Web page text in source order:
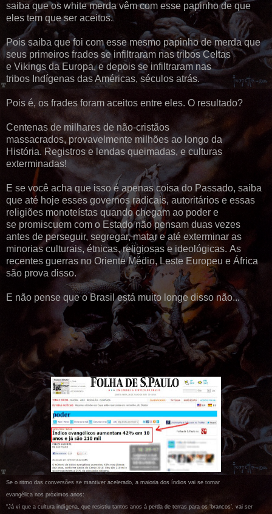
saiba que os white merda vêm com esse papinho de que
eles tem que ser aceitos.
Pois saiba que foi com esse mesmo papinho de merda que
seus primeiros frades se infiltraram nas tribos Celtas
e Vikings da Europa, e depois se infiltraram nas
tribos Indígenas das Américas, séculos atrás.
Pois é, os frades foram aceitos entre eles. O resultado?
Centenas de milhares de não-cristãos
massacrados, provavelmente milhões ao longo da
História. Registros e lendas queimadas, e culturas
exterminadas!
E se você acha que isso é apenas coisa do Passado, saiba
que até hoje esses governos radicais, autoritários e essas
religiões monoteístas quando chegam ao poder e
se promiscuem com o Estado não pensam duas vezes
antes de perseguir, segregar, matar e até exterminar as
minorias culturais, étnicas, religiosas e ideológicas. As
recentes guerras no Oriente Médio, Leste Europeu e África
são prova disso.
E não pense que o Brasil está muito longe disso não...
Se o ritmo das conversões se mantiver acelerado, a maioria dos índios vai se tornar
evangélica nos próximos anos:
“Já vi que a cultura indígena, que resistiu tantos anos à perda de terras para os ‘brancos’, vai ser